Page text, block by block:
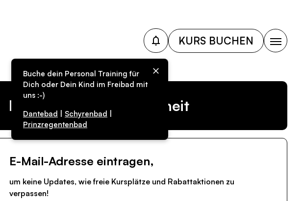
Buche dein Personal Training für
Dich oder Dein Kind im Freibad mit
uns :-)
Dantebad
Schyrenbad
Prinzregentenbad
KURS BUCHEN
Kurs in der Vergangenheit
E-Mail-Adresse eintragen,
um keine Updates, wie freie Kursplätze und Rabattaktionen zu
verpassen!